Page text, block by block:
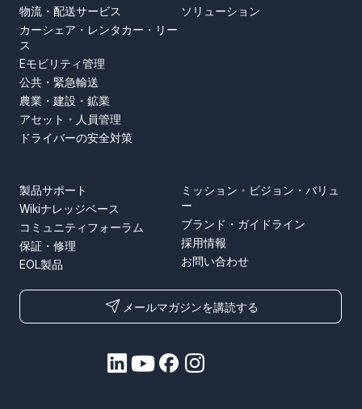
物流・配送サービス
カーシェア・レンタカー・リー
ス
Eモビリティ管理
公共・緊急輸送
農業・建設・鉱業
アセット・人員管理
ドライバーの安全対策
ソリューション
ミッション・ビジョン・バリュ
ー
ブランド・ガイドライン
採用情報
お問い合わせ
製品サポート
Wikiナレッジベース
コミュニティフォーラム
保証・修理
EOL製品
メールマガジンを講読する